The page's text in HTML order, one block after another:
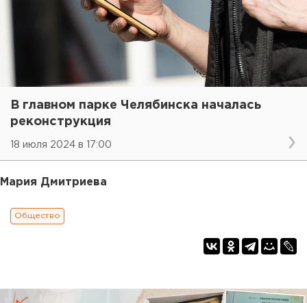
В главном парке Челябинска началась
реконструкция
18 июля 2024 в 17:00
Мария Дмитриева
Общество